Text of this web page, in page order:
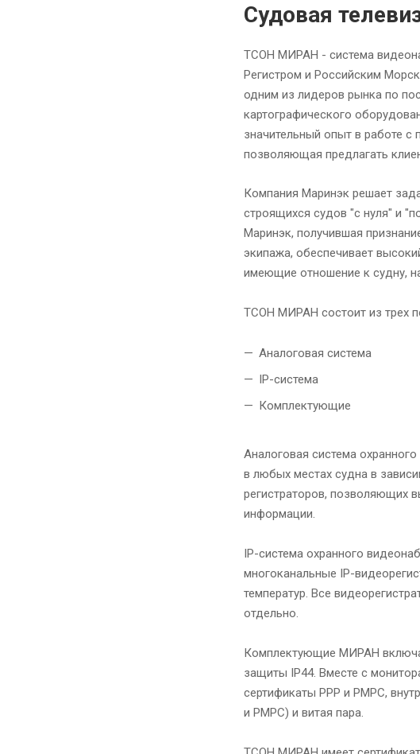
Судовая
ТСОН МИРАН - система
Регистром и Российским
одним из лидеров рынка по
картографического
значительный опыт в работе
позволяющая предлагать
Компания Маринэк решает
строящихся судов "с нуля" и
Маринэк, получившая
экипажа, обеспечивает
имеющие отношение к судну,
ТСОН МИРАН состоит из трех
Аналоговая система
IP-система
Комплектующие
Аналоговая система
в любых местах судна в
регистраторов, позволяющих
информации.
IP-система охранного
многоканальные IP-
температур. Все
отдельно.
Комплектующие МИРАН
защиты IP44. Вместе с
сертификаты РРР и РМРС,
и РМРС) и витая пара.